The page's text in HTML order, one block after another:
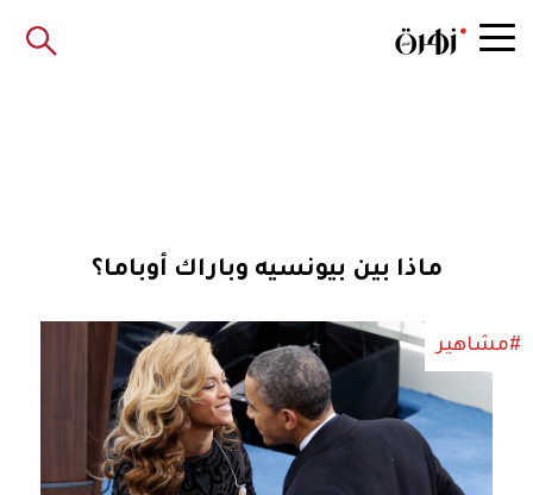
ماذا بين بيونسيه وباراك أوباما؟
#مشاهير